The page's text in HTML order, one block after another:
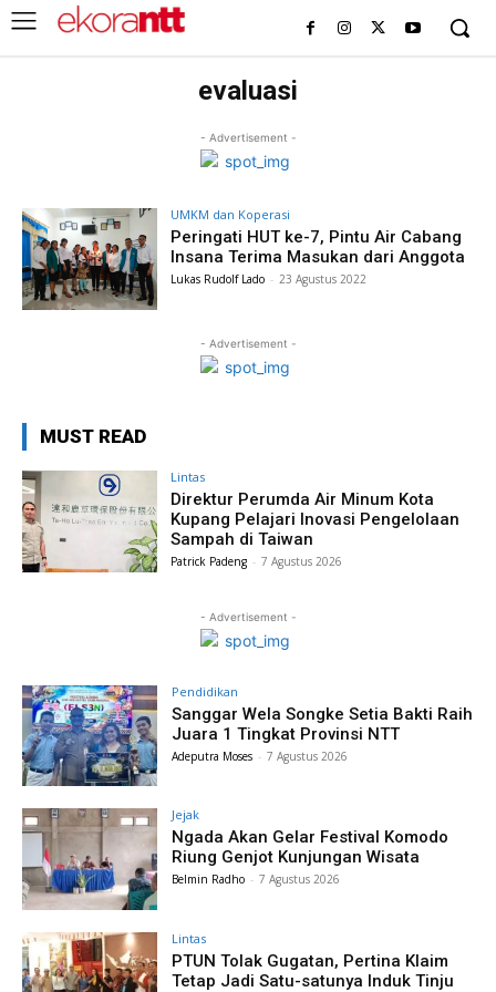
evaluasi
- Advertisement -
UMKM dan Koperasi
Peringati HUT ke-7, Pintu Air Cabang
Insana Terima Masukan dari Anggota
Lukas Rudolf Lado - 23 Agustus 2022
- Advertisement -
MUST READ
Lintas
Direktur Perumda Air Minum Kota
Kupang Pelajari Inovasi Pengelolaan
Sampah di Taiwan
Patrick Padeng - 7 Agustus 2026
- Advertisement -
Pendidikan
Sanggar Wela Songke Setia Bakti Raih
Juara 1 Tingkat Provinsi NTT
Adeputra Moses - 7 Agustus 2026
Jejak
Ngada Akan Gelar Festival Komodo
Riung Genjot Kunjungan Wisata
Belmin Radho - 7 Agustus 2026
Lintas
PTUN Tolak Gugatan, Pertina Klaim
Tetap Jadi Satu-satunya Induk Tinju